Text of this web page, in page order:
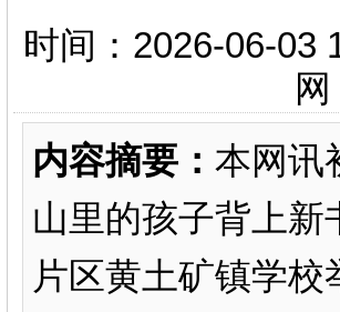
时间：2026-06-
内容摘要： 本网讯
山里的孩子背上新
片区黄土矿镇学